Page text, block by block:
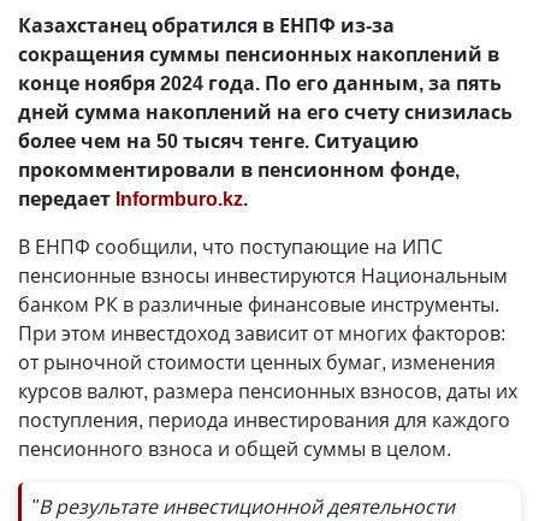
Казахстанец обратился в ЕНПФ из-за
сокращения суммы пенсионных накоплений в
конце ноября 2024 года. По его данным, за пять
дней сумма накоплений на его счету снизилась
более чем на 50 тысяч тенге. Ситуацию
прокомментировали в пенсионном фонде,
передает Informburo.kz.
В ЕНПФ сообщили, что поступающие на ИПС
пенсионные взносы инвестируются Национальным
банком РК в различные финансовые инструменты.
При этом инвестдоход зависит от многих факторов:
от рыночной стоимости ценных бумаг, изменения
курсов валют, размера пенсионных взносов, даты их
поступления, периода инвестирования для каждого
пенсионного взноса и общей суммы в целом.
"В результате инвестиционной деятельности